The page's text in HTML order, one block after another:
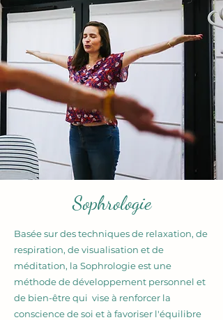
Sophrologie
Basée sur des techniques de relaxation, de
respiration, de visualisation et de
méditation, la Sophrologie est une
méthode de développement personnel et
de bien-être qui vise à renforcer la
conscience de soi et à favoriser l'équilibre